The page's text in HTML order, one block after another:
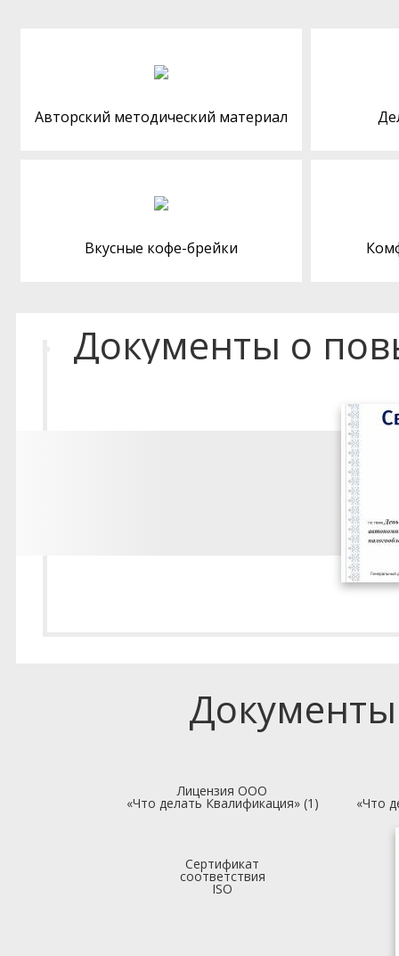
Авторский методический материал
Вкусные кофе-брейки
Документы о
Лицензия ООО
«Что делать Квалификация» (1) «Что
Сертификат
соответствия
ISO